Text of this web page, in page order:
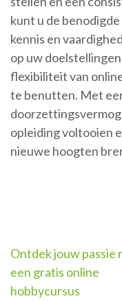
kunt u de
kennis en
op uw
flexibiliteit van
te benutten. Met
opleiding voltooien
nieuwe hoogten
Ontdek jouw passie
een gratis online
hobbycursus